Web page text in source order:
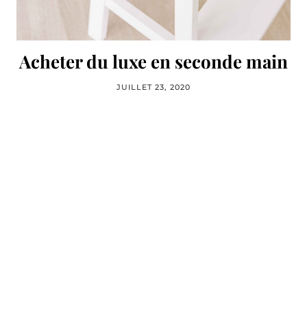
Acheter du luxe en seconde main
JUILLET 23, 2020